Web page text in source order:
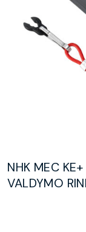
NHK MEC
VALDYMO